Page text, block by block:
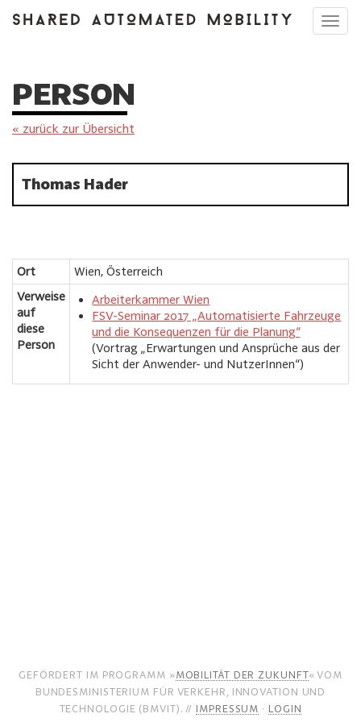
PERSON
« zurück zur Übersicht
Thomas Hader
Ort
Wien, Österreich
Verweise
auf
diese
Person
Arbeiterkammer Wien
FSV-Seminar 2017 „Automatisierte Fahrzeuge
und die Konsequenzen für die Planung“
(Vortrag „Erwartungen und Ansprüche aus der
Sicht der Anwender- und NutzerInnen“)
GEFÖRDERT IM PROGRAMM »MOBILITÄT DER ZUKUNFT« VOM
BUNDESMINISTERIUM FÜR VERKEHR, INNOVATION UND
TECHNOLOGIE (BMVIT). // IMPRESSUM · LOGIN